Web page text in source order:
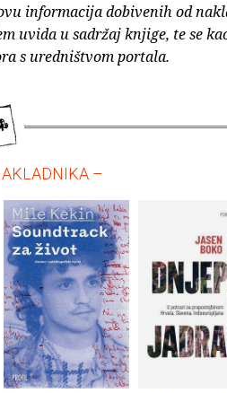
informacija dobivenih od
uvida u sadržaj knjige, te se
s uredništvom portala.
–